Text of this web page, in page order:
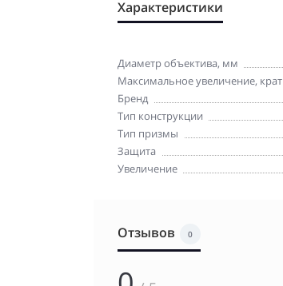
Характеристики
Диаметр объектива, мм
Максимальное увеличение, крат
Бренд
Тип конструкции
Тип призмы
Защита
Увеличение
Отзывов 0